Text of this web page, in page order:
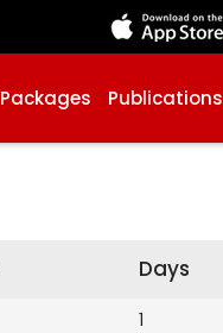
Packages Publications
Days
1